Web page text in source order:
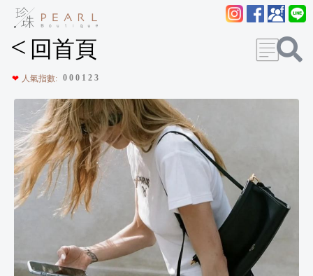
< 回首頁
❤ 人氣指數: 0 0 0 1 2 3